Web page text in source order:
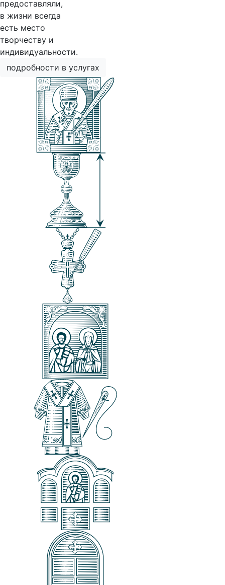
предоставляли,
в жизни всегда
есть место
творчеству и
индивидуальности.
подробности в услугах